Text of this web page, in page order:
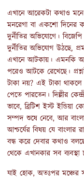
এখানে আরেকটা কথাও মনে
মনরেগা বা একশো দিনের
দুর্নীতির অভিযোগে।
দুর্নীতির অভিযোগ উঠছে,
এখানে আটকায়। এমনকি
পরেও আটকে রেখেছে।
টাকা নয়? এই টাকা
পেতে পারতেন। দিল্লীর
ভাবে, ব্রিটিশ ইস্ট
সম্পদ শুষে নেবে, আর
আশ্চর্যের বিষয় যে
বন্ধ করে দেবার কথাও
থেকে এখানকার সব ব্যবস্থা
যাই হোক, অতঃপর মঞ্চের